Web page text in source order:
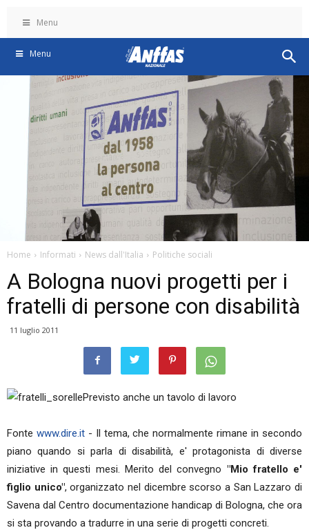
Menu
Menu
Home Informati News dall'Italia Politiche sociali
A Bologna nuovi progetti per i
fratelli di persone con disabilità
11 luglio 2011
Previsto anche un tavolo di lavoro
Fonte www.dire.it- Il tema, che normalmente rimane in secondo
piano quando si parla di disabilità, e' protagonista di diverse
iniziative in questi mesi. Merito del convegno "Mio fratello e'
figlio unico", organizzato nel dicembre scorso a San Lazzaro di
Savena dal Centro documentazione handicap di Bologna, che ora
si sta provando a tradurre in una serie di progetti concreti.